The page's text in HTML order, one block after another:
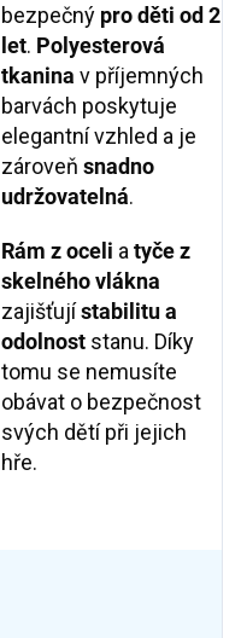
bezpečný pro děti od 2
let. Polyesterová
tkanina v příjemných
barvách poskytuje
elegantní vzhled a je
zároveň snadno
udržovatelná.
Rám z oceli atyče z
skelného vlákna
zajišťujístabilitu a
odolnost stanu. Díky
tomu se nemusíte
obávat o bezpečnost
svých dětí při jejich
hře.